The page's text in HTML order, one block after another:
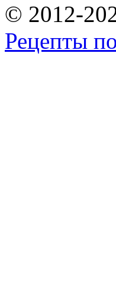
© 2012-
Рецепты